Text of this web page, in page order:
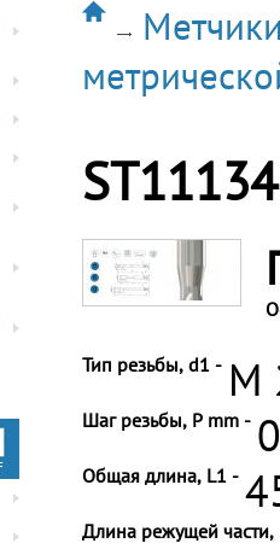
Тип резьбы, d1 - M
Шаг резьбы, P mm -
Общая длина, L1 -
Длина режущей части,